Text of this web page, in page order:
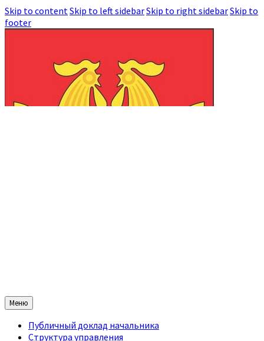
Skip to contentSkip to left sidebarSkip to right sidebarSkip to
footer
Меню
Публичный доклад начальника
Структура управления